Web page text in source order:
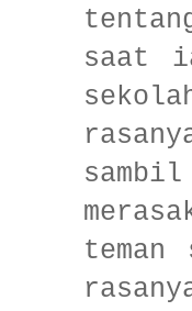
saat
teman